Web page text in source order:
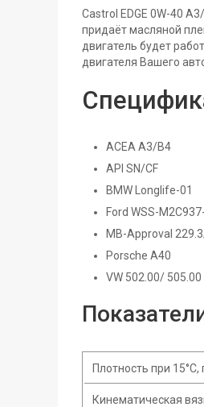
Castrol EDGE 0W-40
придаёт масляной
двигатель будет
двигателя Вашего
ACEA A3/B4
API SN/CF
BMW Longlife-01
Ford WSS-
MB-Approval
Porsche A40
VW 502.00/ 505.00
Плотность при 15°С,
Кинематическая